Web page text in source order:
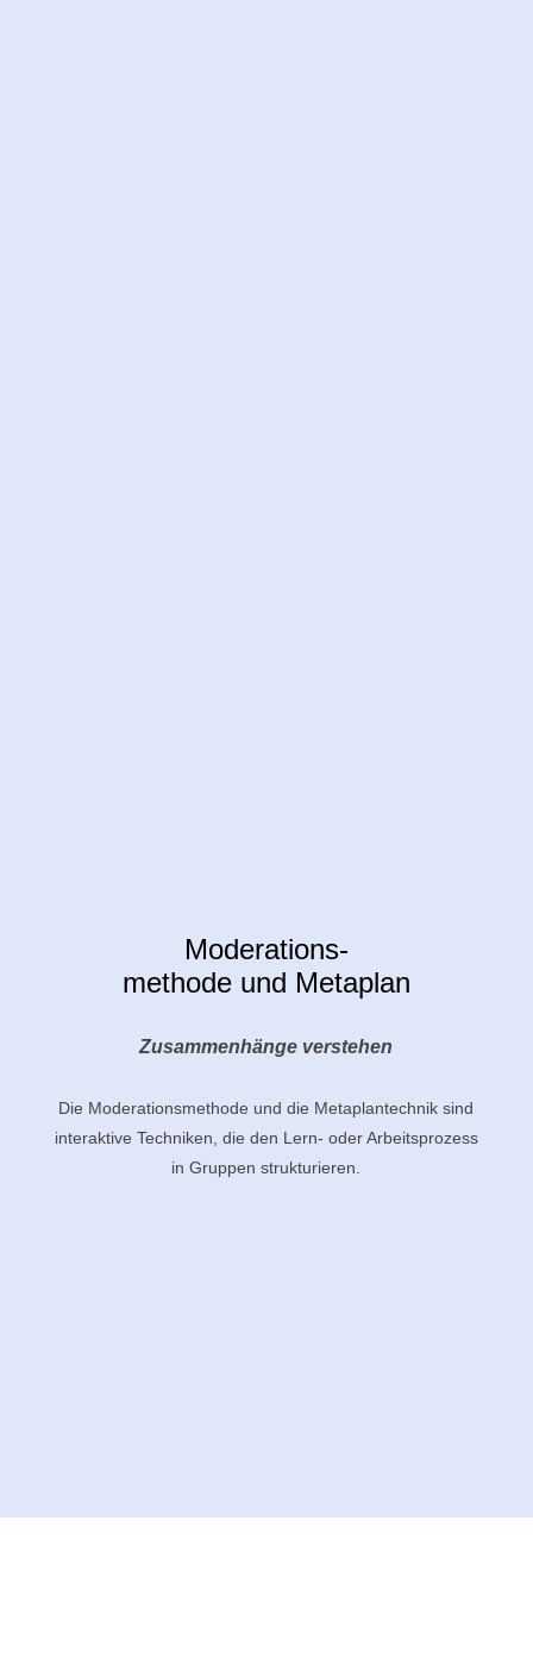
Moderations-
methode und Metaplan
Zusammenhänge verstehen
Die Moderationsmethode und die Metaplantechnik sind
interaktive Techniken, die den Lern- oder Arbeitsprozess
in Gruppen strukturieren.